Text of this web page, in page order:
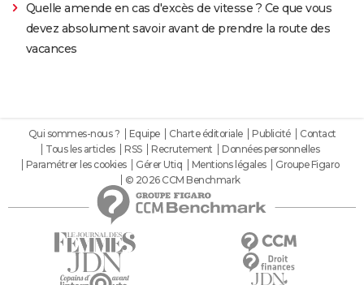
Quelle amende en cas d'excès de vitesse ? Ce que vous
devez absolument savoir avant de prendre la route des
vacances
Qui sommes-nous ? Equipe Charte éditoriale Publicité
Contact
Tous les articles
RSS Recrutement
Données personnelles
Paramétrer les cookies
Gérer Utiq Mentions légales
Groupe Figaro
© 2026 CCM Benchmark